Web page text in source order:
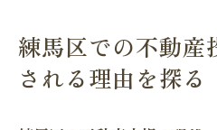
練馬区の地価動向
自然と都心アクセスが両
練馬区での不動産
される理由を探る